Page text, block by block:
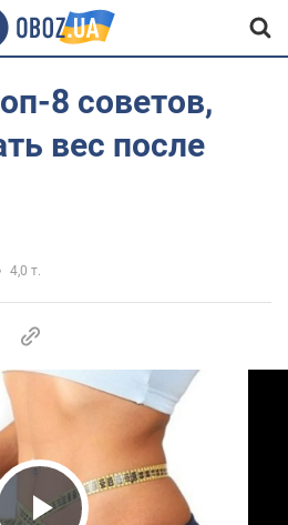
8 советов,
вес после
4,0 т.